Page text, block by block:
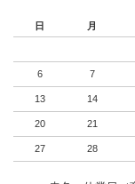
日 月
6 7
13 14
20 21
27 28